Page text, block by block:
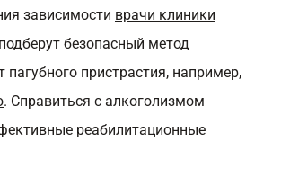
зависимости врачи клиники
подберут безопасный метод
пагубного пристрастия, например,
. Справиться с алкоголизмом
реабилитационные